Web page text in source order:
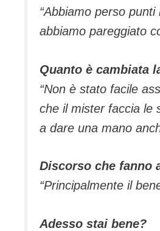
“Abbiamo perso punti
abbiamo pareggiato
Quanto è cambiata
“Non è stato facile
che il mister faccia le
a dare una mano
Discorso che fanno
“Principalmente il
Adesso stai bene?